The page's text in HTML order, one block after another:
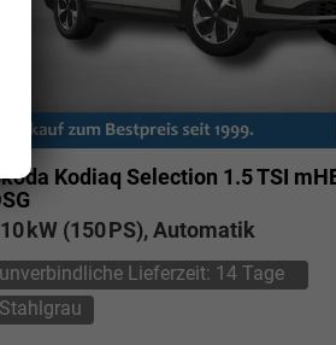
Kodiaq Selection 1.5 TSI
kW (150 PS), Automatik
unverbindliche Lieferzeit: 14 Tage
Stahlgrau Elvedin Calakovic